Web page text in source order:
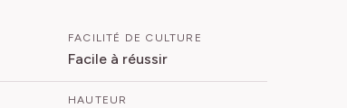
FACILITÉ DE CULTURE
Facile à réussir
HAUTEUR